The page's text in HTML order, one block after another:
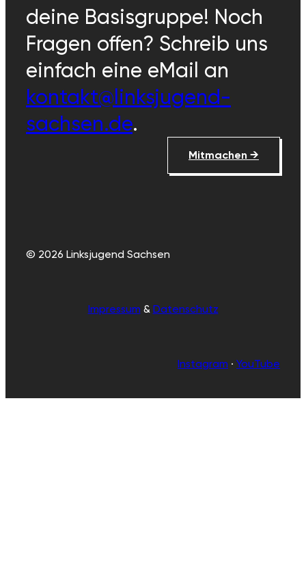
deine Basisgruppe! Noch
Fragen offen? Schreib uns
einfach eine eMail an
kontakt@linksjugend-
sachsen.de.
Mitmachen →
© 2026 Linksjugend Sachsen
Impressum & Datenschutz
Instagram · YouTube